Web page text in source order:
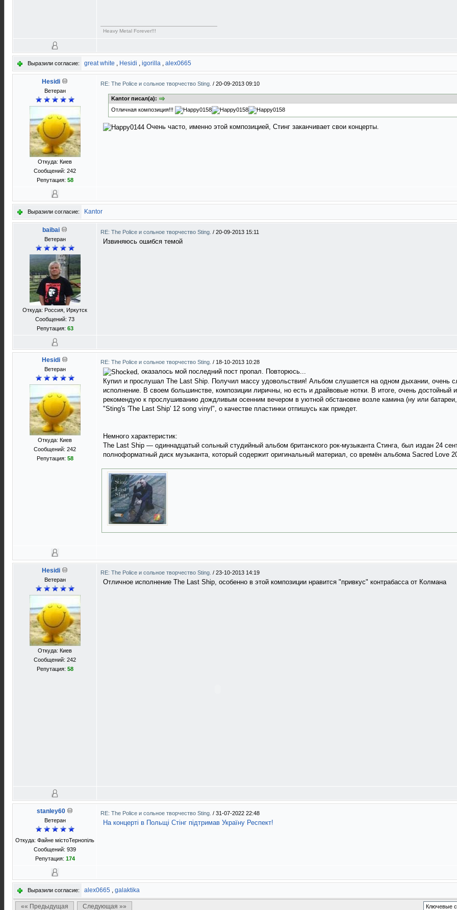
Heavy Metal Forever!!!
Выразили согласие: great white , Hesidi , igorilla , alex0665
Hesidi
Ветеран
Откуда: Киев
Сообщений: 242
Репутация: 58
RE: The Police и сольное творчество Sting. / 20-09-2013 09:10
Kantor писал(а):
Отличная композиция!!!
Очень часто, именно этой композицией, Стинг заканчивает свои концерты.
Выразили согласие: Kantor
baibai
Ветеран
Откуда: Россия, Иркутск
Сообщений: 73
Репутация: 63
RE: The Police и сольное творчество Sting. / 20-09-2013 15:11
Извиняюсь ошибся темой
Hesidi
Ветеран
Откуда: Киев
Сообщений: 242
Репутация: 58
RE: The Police и сольное творчество Sting. / 18-10-2013 10:28
, оказалось мой последний пост пропал. Повторюсь...
Купил и прослушал The Last Ship. Получил массу удовольствия! Альбом слушается на одном дыхании, очень
исполнение. В своем большинстве, композиции лиричны, но есть и драйвовые нотки. В итоге, очень достойный
рекомендую к прослушиванию дождливым осенним вечером в уютной обстановке возле камина (ну или батареи,
"Sting's 'The Last Ship' 12 song vinyl", о качестве пластинки отпишусь как приедет.
Немного характеристик:
The Last Ship — одиннадцатый сольный студийный альбом британского рок-музыканта Стинга, был издан 24
полноформатный диск музыканта, который содержит оригинальный материал, со времён альбома Sacred Love
Hesidi
Ветеран
Откуда: Киев
Сообщений: 242
Репутация: 58
RE: The Police и сольное творчество Sting. / 23-10-2013 14:19
Отличное исполнение The Last Ship, особенно в этой композиции нравится "привкус" контрабасса от Колмана
stanley60
Ветеран
Откуда: Файне містоТернопіль
Сообщений: 939
Репутация: 174
RE: The Police и сольное творчество Sting. / 31-07-2022 22:48
На концерті в Польщі Стінг підтримав Україну Респект!
Выразили согласие: alex0665 , galaktika
«« Предыдущая Следующая »»